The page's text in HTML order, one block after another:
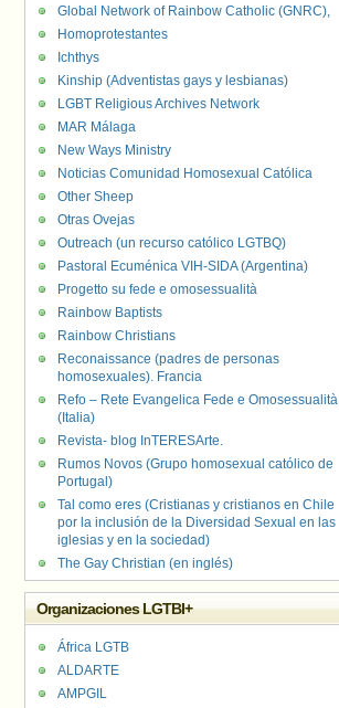
Global Network of Rainbow Catholic (GNRC),
Homoprotestantes
Ichthys
Kinship (Adventistas gays y lesbianas)
LGBT Religious Archives Network
MAR Málaga
New Ways Ministry
Noticias Comunidad Homosexual Católica
Other Sheep
Otras Ovejas
Outreach (un recurso católico LGTBQ)
Pastoral Ecuménica VIH-SIDA (Argentina)
Progetto su fede e omosessualità
Rainbow Baptists
Rainbow Christians
Reconaissance (padres de personas
homosexuales). Francia
Refo – Rete Evangelica Fede e Omosessualità
(Italia)
Revista- blog InTERESArte.
Rumos Novos (Grupo homosexual católico de
Portugal)
Tal como eres (Cristianas y cristianos en Chile
por la inclusión de la Diversidad Sexual en las
iglesias y en la sociedad)
The Gay Christian (en inglés)
Organizaciones LGTBI+
África LGTB
ALDARTE
AMPGIL